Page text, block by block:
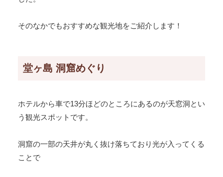
そのなかでもおすすめな観光地をご紹介します！
堂ヶ島 洞窟めぐり
ホテルから車で13分ほどのところにあるのが天窓洞とい
う観光スポットです。
洞窟の一部の天井が丸く抜け落ちており光が入ってくる
ことで